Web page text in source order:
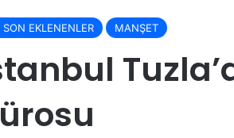
SON EKLENENLER MANŞET